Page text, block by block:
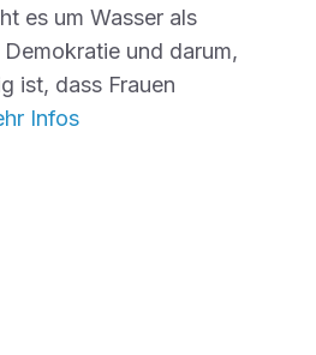
es um Wasser als
und darum,
ist, dass Frauen
Infos